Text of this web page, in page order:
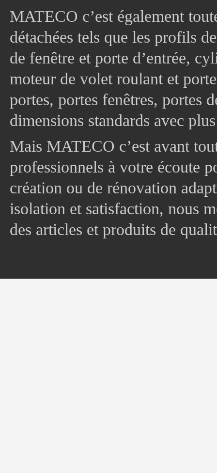
MATECO c’est également
détachées tels que les profils
de fenêtre et porte d’entrée,
moteur de volet roulant et
portes, portes fenêtres, portes
dimensions standards avec
Mais MATECO c’est avant
professionnels à votre écoute
création ou de rénovation
isolation et satisfaction, nous
des articles et produits de